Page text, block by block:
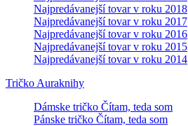
Najpredávanejší tovar v roku 2018
Najpredávanejší tovar v roku 2017
Najpredávanejší tovar v roku 2016
Najpredávanejší tovar v roku 2015
Najpredávanejší tovar v roku 2014
Tričko Auraknihy
Dámske tričko Čítam, teda som
Pánske tričko Čítam, teda som